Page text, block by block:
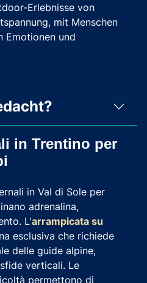
Erlebnisse von
mit Menschen
Emotionen und
in Trentino per
in Val di Sole per
adrenalina,
L'arrampicata su
esclusiva che richiede
delle guide alpine,
verticali. Le
permettono di